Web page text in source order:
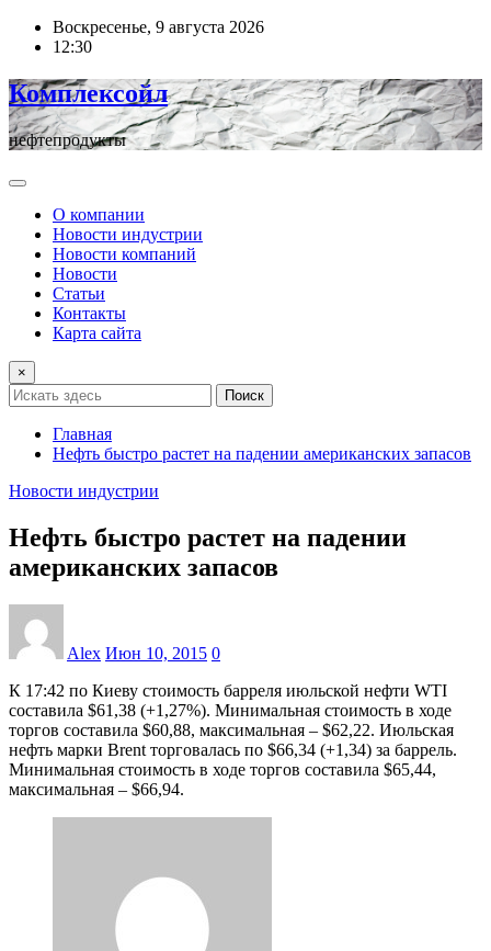
ПерейтиВоскресенье, 9 августа 2026
12:30
Комплексойл
нефтепродукты
О компании
Новости индустрии
Новости компаний
Новости
Статьи
Контакты
Карта сайта
×
Поиск
Главная
Нефть быстро растет на падении американских запасов
Новости индустрии
Нефть быстро растет на падении
американских запасов
Alex Июн 10, 2015 0
К 17:42 по Киеву стоимость барреля июльской нефти WTI
составила $61,38 (+1,27%). Минимальная стоимость в ходе
торгов составила $60,88, максимальная – $62,22. Июльская
нефть марки Brent торговалась по $66,34 (+1,34) за баррель.
Минимальная стоимость в ходе торгов составила $65,44,
максимальная – $66,94.